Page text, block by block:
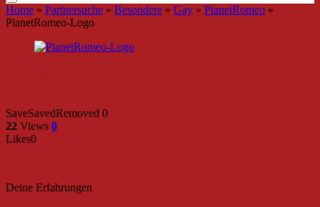
Home » Partnersuche » Besondere » Gay » PlanetRomeo »
PlanetRomeo-Logo
SaveSavedRemoved 0
22 Views 0
Likes0
Deine Erfahrungen